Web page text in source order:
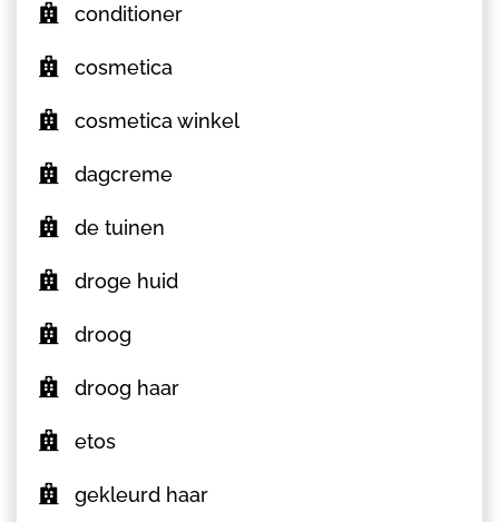
conditioner
cosmetica
cosmetica winkel
dagcreme
de tuinen
droge huid
droog
droog haar
etos
gekleurd haar